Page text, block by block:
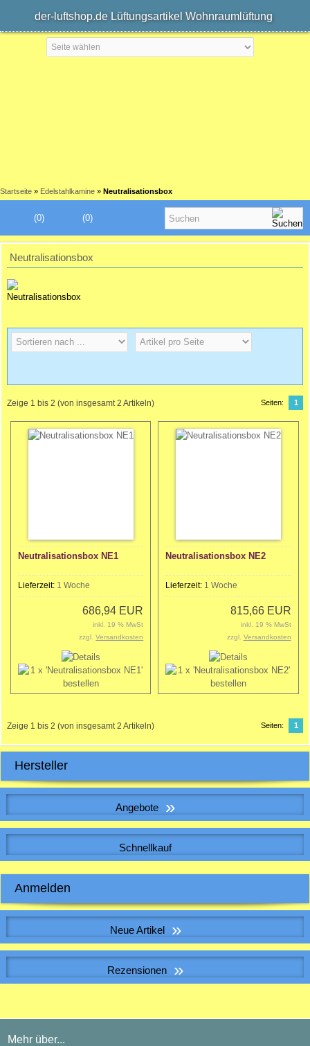
der-luftshop.de Lüftungsartikel Wohnraumlüftung
Startseite » Edelstahlkamine » Neutralisationsbox
(0)
(0)
Neutralisationsbox
Zeige 1 bis 2 (von insgesamt2 Artikeln) Seiten: 1
Neutralisationsbox NE1
Lieferzeit: 1 Woche
686,94 EUR
inkl. 19 % MwSt
zzgl.Versandkosten
Neutralisationsbox NE2
Lieferzeit: 1 Woche
815,66 EUR
inkl. 19 % MwSt
zzgl. Versandkosten
Zeige 1 bis 2 (von insgesamt2 Artikeln) Seiten: 1
Hersteller
Angebote »
WICKELFALZROHR , Lüftungsrohr DN 150
5,42 EUR pro m
inkl. 19 % MwSt. zzgl.Versandkosten
Schnellkauf
Anmelden
E-Mail-Adresse:
Neue Artikel »
Muffe f. Erdwärmetauscherrohr inkl. 2 Dichtungen
28,32 EUR
Rezensionen »
Mehr über...